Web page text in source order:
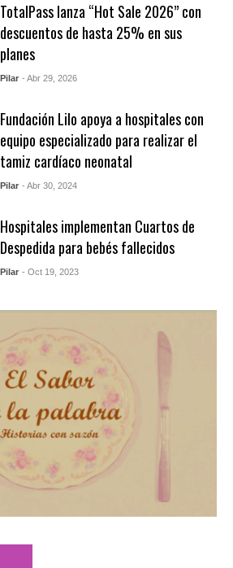
TotalPass lanza “Hot Sale 2026” con
descuentos de hasta 25% en sus
planes
Pilar - Abr 29, 2026
Fundación Lilo apoya a hospitales con
equipo especializado para realizar el
tamiz cardíaco neonatal
Pilar - Abr 30, 2024
Hospitales implementan Cuartos de
Despedida para bebés fallecidos
Pilar - Oct 19, 2023